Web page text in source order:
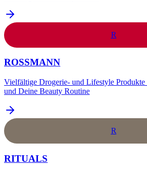
R
ROSSMANN
Vielfältige Drogerie- und Lifestyle
und Deine Beauty Routine
R
RITUALS